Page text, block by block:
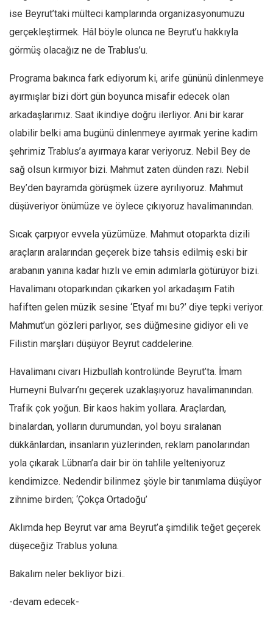
ise Beyrut’taki mülteci kamplarında organizasyonumuzu
gerçekleştirmek. Hâl böyle olunca ne Beyrut’u hakkıyla
görmüş olacağız ne de Trablus’u.
Programa bakınca fark ediyorum ki, arife gününü dinlenmeye
ayırmışlar bizi dört gün boyunca misafir edecek olan
arkadaşlarımız. Saat ikindiye doğru ilerliyor. Ani bir karar
olabilir belki ama bugünü dinlenmeye ayırmak yerine kadim
şehrimiz Trablus’a ayırmaya karar veriyoruz. Nebil Bey de
sağ olsun kırmıyor bizi. Mahmut zaten dünden razı. Nebil
Bey’den bayramda görüşmek üzere ayrılıyoruz. Mahmut
düşüveriyor önümüze ve öylece çıkıyoruz havalimanından.
Sıcak çarpıyor evvela yüzümüze. Mahmut otoparkta dizili
araçların aralarından geçerek bize tahsis edilmiş eski bir
arabanın yanına kadar hızlı ve emin adımlarla götürüyor bizi.
Havalimanı otoparkından çıkarken yol arkadaşım Fatih
hafiften gelen müzik sesine ‘Etyaf mı bu?’ diye tepki veriyor.
Mahmut’un gözleri parlıyor, ses düğmesine gidiyor eli ve
Filistin marşları düşüyor Beyrut caddelerine.
Havalimanı civarı Hizbullah kontrolünde Beyrut’ta. İmam
Humeyni Bulvarı’nı geçerek uzaklaşıyoruz havalimanından.
Trafik çok yoğun. Bir kaos hakim yollara. Araçlardan,
binalardan, yolların durumundan, yol boyu sıralanan
dükkânlardan, insanların yüzlerinden, reklam panolarından
yola çıkarak Lübnan’a dair bir ön tahlile yelteniyoruz
kendimizce. Nedendir bilinmez şöyle bir tanımlama düşüyor
zihnime birden; ‘Çokça Ortadoğu’
Aklımda hep Beyrut var ama Beyrut’a şimdilik teğet geçerek
düşeceğiz Trablus yoluna.
Bakalım neler bekliyor bizi..
-devam edecek-